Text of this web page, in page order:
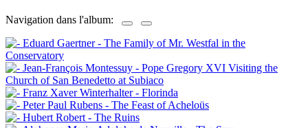
Navigation dans l'album: